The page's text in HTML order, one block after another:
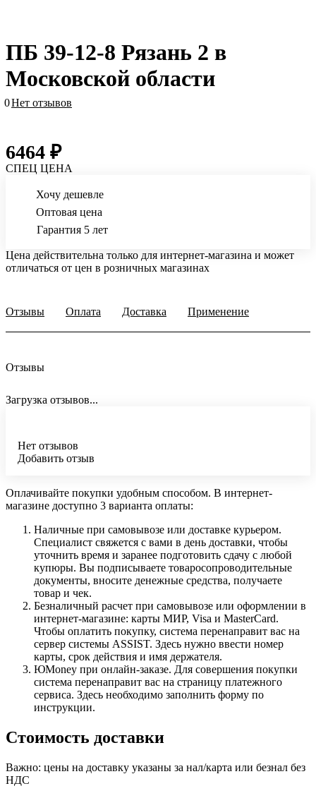
ПБ 39-12-8 Рязань 2 в
Московской области
0Нет отзывов
6464 ₽
СПЕЦ ЦЕНА
Хочу дешевле
Оптовая цена
Гарантия 5 лет
Цена действительна только для интернет-магазина и может
отличаться от цен в розничных магазинах
Отзывы Оплата Доставка Применение
Отзывы
Загрузка отзывов...
Нет отзывов
Добавить отзыв
Оплачивайте покупки удобным способом. В интернет-
магазине доступно 3 варианта оплаты:
Наличные при самовывозе или доставке курьером.
Специалист свяжется с вами в день доставки, чтобы
уточнить время и заранее подготовить сдачу с любой
купюры. Вы подписываете товаросопроводительные
документы, вносите денежные средства, получаете
товар и чек.
Безналичный расчет при самовывозе или оформлении в
интернет-магазине: карты МИР, Visa и MasterCard.
Чтобы оплатить покупку, система перенаправит вас на
сервер системы ASSIST. Здесь нужно ввести номер
карты, срок действия и имя держателя.
ЮMoney при онлайн-заказе. Для совершения покупки
система перенаправит вас на страницу платежного
сервиса. Здесь необходимо заполнить форму по
инструкции.
Стоимость доставки
Важно: цены на доставку указаны за нал/карта или безнал без
НДС